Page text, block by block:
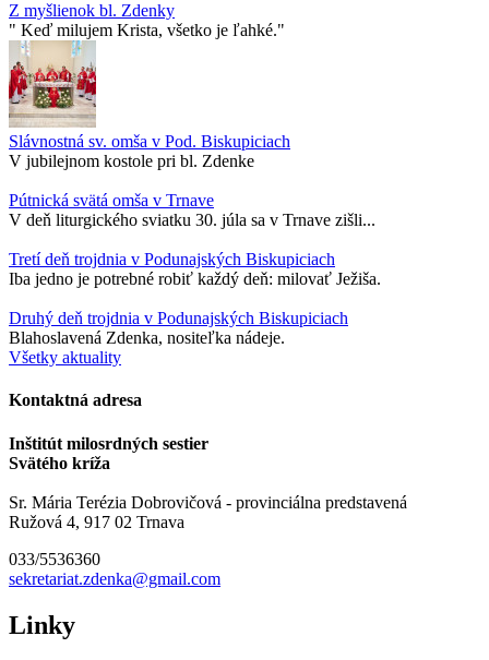
Z myšlienok bl. Zdenky
" Keď milujem Krista, všetko je ľahké."
Slávnostná sv. omša v Pod. Biskupiciach
V jubilejnom kostole pri bl. Zdenke
Pútnická svätá omša v Trnave
V deň liturgického sviatku 30. júla sa v Trnave zišli...
Tretí deň trojdnia v Podunajských Biskupiciach
Iba jedno je potrebné robiť každý deň: milovať Ježiša.
Druhý deň trojdnia v Podunajských Biskupiciach
Blahoslavená Zdenka, nositeľka nádeje.
Všetky aktuality
Kontaktná adresa
Inštitút milosrdných sestier
Svätého kríža
Sr. Mária Terézia Dobrovičová - provinciálna predstavená
Ružová 4, 917 02 Trnava
033/5536360
sekretariat.zdenka@gmail.com
Linky